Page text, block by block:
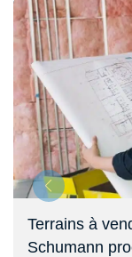
Terrains à
Schumann